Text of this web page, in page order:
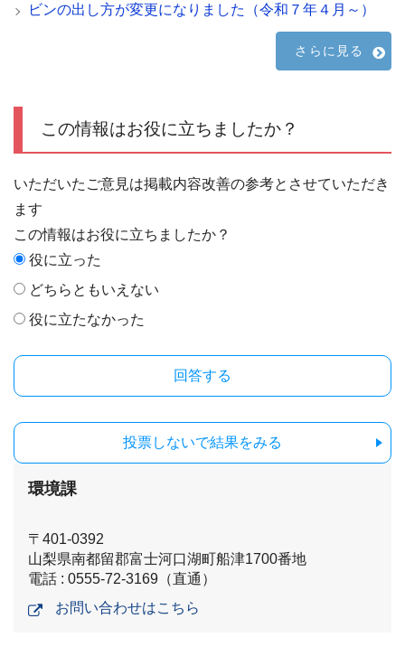
ビンの出し方が変更になりました（令和７年４月～）
さらに見る
この情報はお役に立ちましたか？
いただいたご意見は掲載内容改善の参考とさせていただき
ます
この情報はお役に立ちましたか？
役に立った
どちらともいえない
役に立たなかった
投票しないで結果をみる
環境課
〒401-0392
山梨県南都留郡富士河口湖町船津1700番地
電話 : 0555-72-3169（直通）
お問い合わせはこちら